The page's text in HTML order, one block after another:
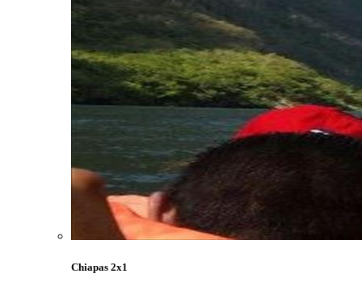
Chiapas 2x1